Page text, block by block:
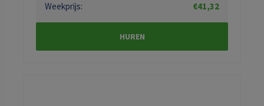
Weekprijs:
€41,32
HUREN